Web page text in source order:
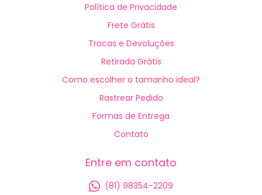
Política de Privacidade
Frete Grátis
Trocas e Devoluções
Retirada Grátis
Como escolher o tamanho ideal?
Rastrear Pedido
Formas de Entrega
Contato
Entre em contato
(81) 98354-2209